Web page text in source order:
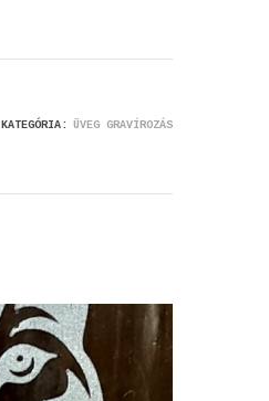
KATEGÓRIA: ÜVEG GRAVÍROZÁS